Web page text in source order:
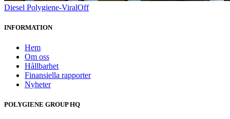
Diesel Polygiene-ViralOff
INFORMATION
Hem
Om oss
Hållbarhet
Finansiella rapporter
Nyheter
POLYGIENE GROUP HQ